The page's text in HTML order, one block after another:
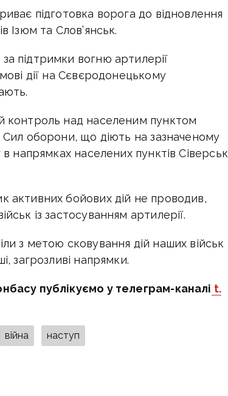
підготовка ворога до відновлення
Ізюм та Слов’янськ.
підтримки вогню артилерії
дії на Сєвєродонецькому
контроль над населеним пунктом
Сил оборони, що діють на зазначеному
напрямках населених пунктів Сіверськ
активних бойових дій не проводив,
із застосуванням артилерії.
з метою сковування дій наших військ
загрозливі напрямки.
публікуємо у телеграм-каналі t.
війна наступ